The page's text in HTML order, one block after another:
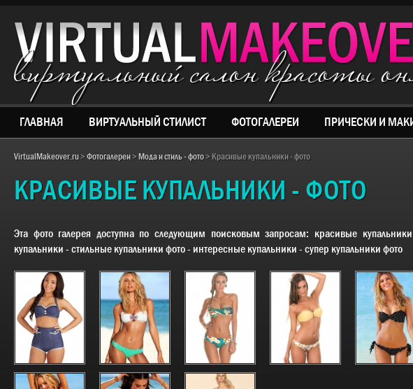
виртуальный салон красоты
ГЛАВНАЯ ВИРТУАЛЬНЫЙ СТИЛИСТ ФОТОГАЛЕРЕИ ПРИЧЕСКИ И
VirtualMakeover.ru>Фотогалереи> Мода и стиль - фото> Красивые купальники - фото
КРАСИВЫЕ КУПАЛЬНИКИ - ФОТО
Эта фото галерея доступна по следующим поисковым запросам: красивые
купальники - стильные купальники фото - интересные купальники - супер купальники фото